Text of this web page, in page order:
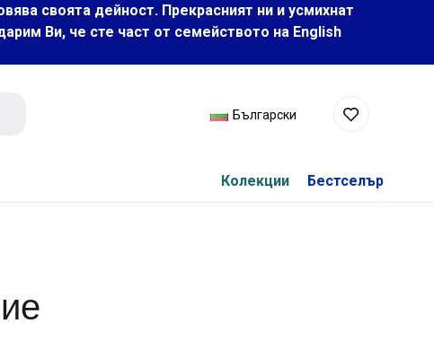
своята дейност. Прекрасният ни и усмихнат
Ви, че сте част от семейството на Еnglish
Български
Колекции Бестселър